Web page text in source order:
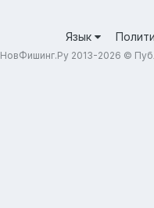
Язык
НовФишинг.Ру 2013-2026 ©